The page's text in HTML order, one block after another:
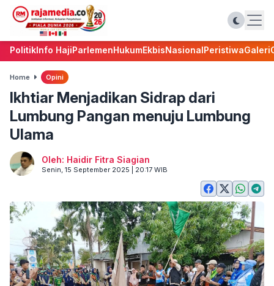
PolitikInfo HajiParlemenHukumEkbisNasionalPeristiwaGaleri
Home Opini
Ikhtiar Menjadikan Sidrap dari
Lumbung Pangan menuju Lumbung
Ulama
Oleh: Haidir Fitra Siagian
Senin, 15 September 2025 | 20:17 WIB